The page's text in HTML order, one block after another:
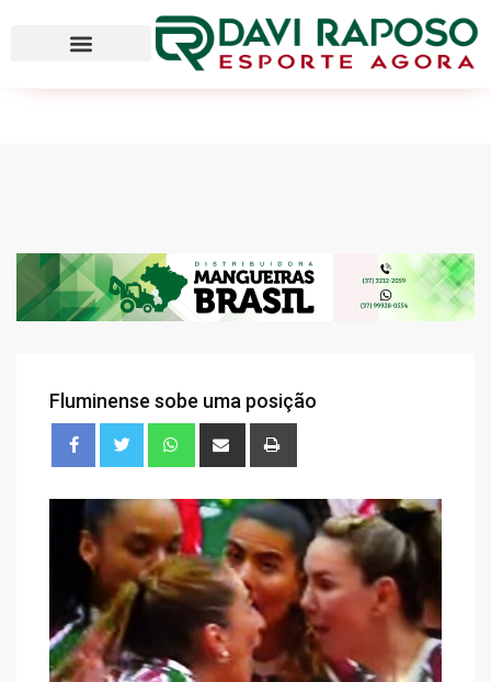
Fluminense sobe uma posição